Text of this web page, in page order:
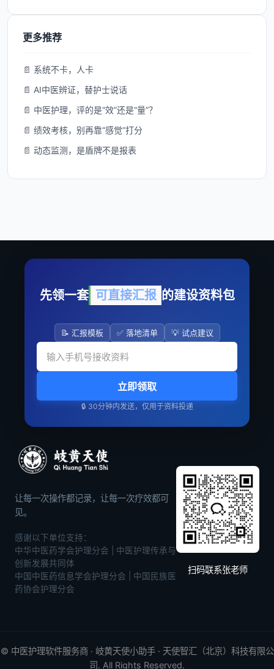
更多推荐
📄 系统不卡，人卡
📄 AI中医辨证，替护士说话
📄 中医护理，评的是“效”还是“量”？
📄 绩效考核，别再靠“感觉”打分
📄 动态监测，是盾牌不是报表
先领一套 可直接汇报 的建设资料包
📝 汇报模板 ✅ 落地清单 💡 试点建议
立即领取
🔒 30分钟内发送，仅用于资料投递
让每一次操作都记录，让每一次疗效都可
见。
感谢以下单位支持：
中华中医药学会护理分会 | 中医护理传承与
创新发展共同体
中国中医药信息学会护理分会 | 中国民族医
药协会护理分会
扫码联系张老师
© 中医护理软件服务商 · 岐黄天使小助手 · 天使智汇（北京）科技有限公
司. All Rights Reserved.